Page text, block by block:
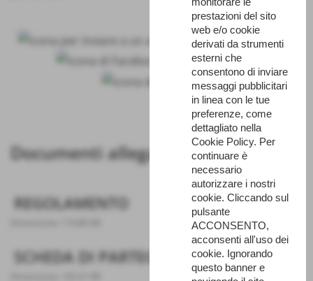
Documenti allegati
REGOLAMENTO
SCHEDA DI PARTECIPAZIONE
prestazioni del sito
web e/o cookie
derivati da strumenti
esterni che
consentono di inviare
messaggi pubblicitari
in linea con le tue
preferenze, come
dettagliato nella
Cookie Policy. Per
continuare è
necessario
autorizzare i nostri
cookie. Cliccando sul
pulsante
ACCONSENTO,
acconsenti all'uso dei
cookie. Ignorando
questo banner e